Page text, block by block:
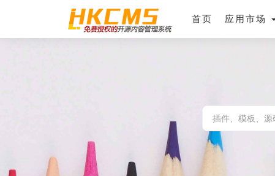
首页 应用市场